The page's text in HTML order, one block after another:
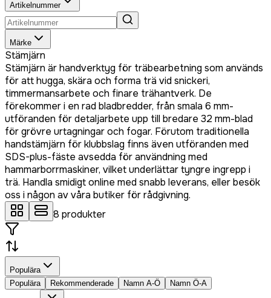
Artikelnummer
Märke
Stämjärn
Stämjärn är handverktyg för träbearbetning som används
för att hugga, skära och forma trä vid snickeri,
timmermansarbete och finare trähantverk. De
förekommer i en rad bladbredder, från smala 6 mm-
utföranden för detaljarbete upp till bredare 32 mm-blad
för grövre urtagningar och fogar. Förutom traditionella
handstämjärn för klubbslag finns även utföranden med
SDS-plus-fäste avsedda för användning med
hammarborrmaskiner, vilket underlättar tyngre ingrepp i
trä. Handla smidigt online med snabb leverans, eller besök
oss i någon av våra butiker för rådgivning.
8 produkter
Populära
Populära
Rekommenderade Namn A-Ö Namn Ö-A